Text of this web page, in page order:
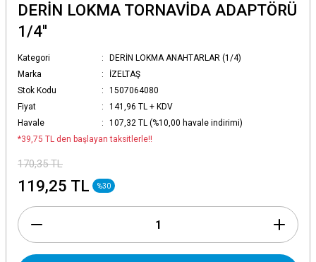
DERİN LOKMA TORNAVİDA ADAPTÖRÜ
1/4''
Kategori
DERİN LOKMA ANAHTARLAR (1/4)
Marka
İZELTAŞ
Stok Kodu
1507064080
Fiyat
141,96 TL + KDV
Havale
107,32 TL (%10,00 havale indirimi)
*39,75 TL den başlayan taksitlerle!!
170,35 TL
119,25 TL %30